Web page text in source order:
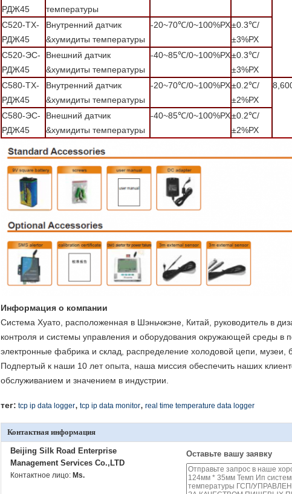
РДЖ45
температуры
С520-ТХ-
РДЖ45
Внутренний датчик
&хумидиты температуры
-20~70℃/0~100%РХ±0.3℃/
±3%РХ
С520-ЭС-
РДЖ45
Внешний датчик
&хумидиты температуры
-40~85℃/0~100%РХ±0.3℃/
±3%РХ
С580-ТХ-
РДЖ45
Внутренний датчик
&хумидиты температуры
-20~70℃/0~100%РХ±0.2℃/
±2%РХ
С580-ЭС-
РДЖ45
Внешний датчик
&хумидиты температуры
-40~85℃/0~100%РХ±0.2℃/
±2%РХ
Информация о компании
Система Хуато, расположенная в Шэньчжэне, Китай, руководитель в
контроля и системы управления и оборудования окружающей среды в
электронные фабрика и склад, распределение холодовой цепи, музеи,
Подпертый к наши 10 лет опыта, наша миссия обеспечить наших
обслуживанием и значением в индустрии.
тег: tcp ip data logger, tcp ip data monitor, real time temperature data logger
Контактная информация
Beijing Silk Road Enterprise
Management Services Co.,LTD
Контактное лицо: Ms.
Оставьте вашу заявку